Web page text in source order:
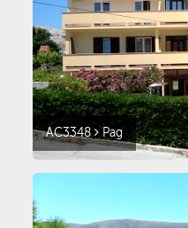
AC3348 Pag